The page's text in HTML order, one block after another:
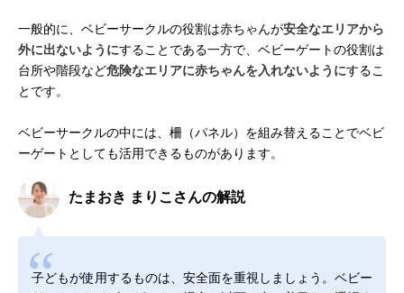
一般的に、ベビーサークルの役割は赤ちゃんが安全なエリアから
外に出ないようにすることである一方で、ベビーゲートの役割は
台所や階段など危険なエリアに赤ちゃんを入れないようにするこ
とです。
ベビーサークルの中には、柵（パネル）を組み替えることでベビ
ーゲートとしても活用できるものがあります。
たまおき まりこさんの解説
子どもが使用するものは、安全面を重視しましょう。ベビー